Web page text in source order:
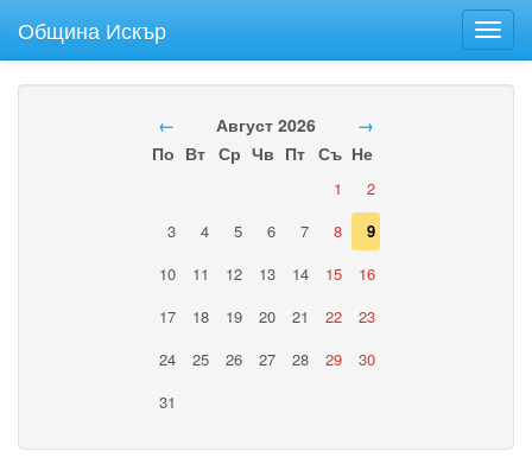
Община Искър
← Август 2026
→
По Вт Ср Чв Пт Съ Не
1
2
3
4 5 6 7 8
9
10
11 12 13 14 15
16
17
18 19 20 21 22
23
24
25 26 27 28 29
30
31